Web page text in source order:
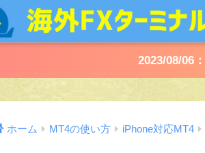
2023/08/06
ホーム MT4の使い方 iPhone対応MT4